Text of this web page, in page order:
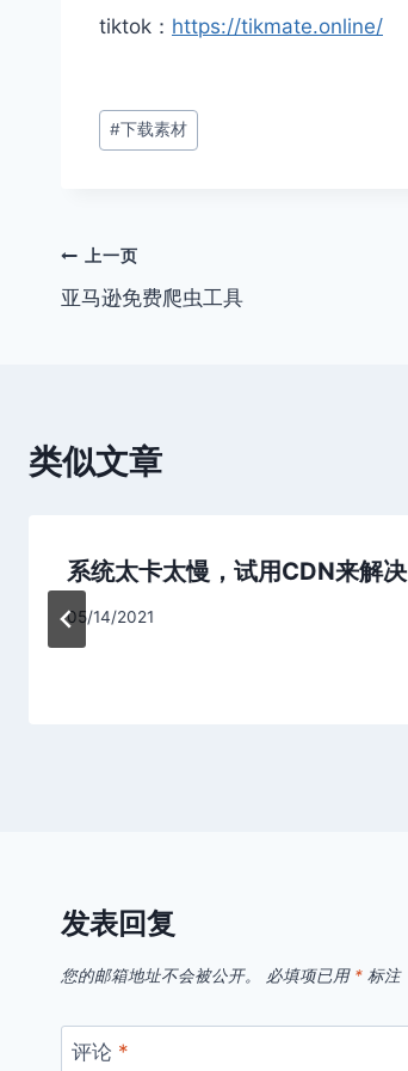
tiktok： https://tikmate.online/
文
章
#下载素材
文
章
上一页
亚马逊免费爬虫工具
类似文章
系统太卡太慢，试用CDN来解决
05/14/2021
发表回复
您的邮箱地址不会被公开。 必填项已用 * 标注
评论 *